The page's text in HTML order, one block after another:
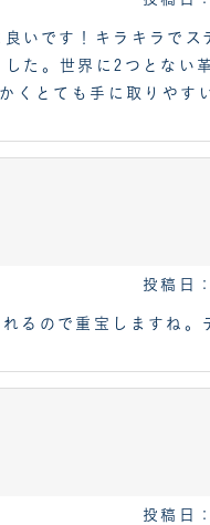
いです！キラキラでス
た。世界に2つとない
とても手に取りやす
投稿日
るので重宝しますね。
投稿日